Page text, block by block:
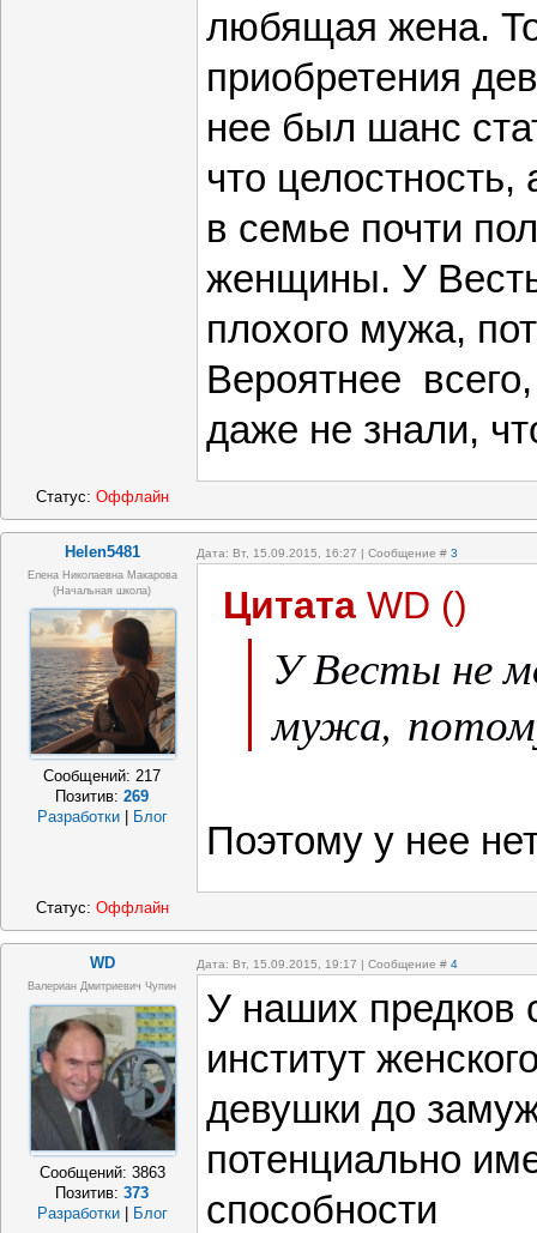
любящая жена.
приобретения
нее был шанс
что
в семье почти
женщины. У
плохого мужа,
Вероятнее
даже не знали,
Статус: Оффлайн
Helen5481 Дата: Вт, 15.09.2015, 16:27 | Сообщение # 3
Елена Николаевна Макарова
(начальная школа)
Сообщений:217
Позитив:269
Разработки
Блог
Цитата WD ()
У Весты не
мужа,
Поэтому у нее
Статус: Оффлайн
WD Дата: Вт, 15.09.2015, 19:17 | Сообщение # 4
Валериан Дмитриевич Чупин
Сообщений: 3863
Позитив:373
Разработки
Блог
У наших предков
институт
девушки до
потенциально
способности